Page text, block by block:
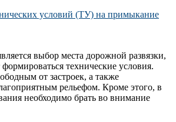
выбор места дорожной развязки,
технические условия.
от застроек, а также
рельефом. Кроме этого, в
необходимо брать во внимание